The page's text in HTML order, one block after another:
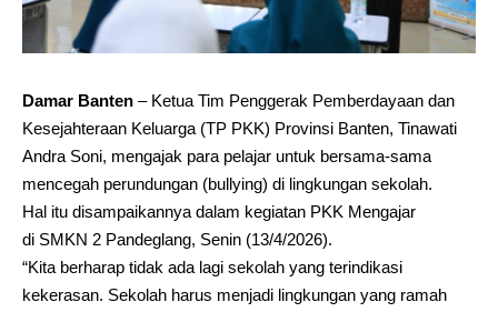
Damar Banten – Ketua Tim Penggerak Pemberdayaan dan
Kesejahteraan Keluarga (TP PKK) Provinsi Banten, Tinawati
Andra Soni, mengajak para pelajar untuk bersama-sama
mencegah perundungan (bullying) di lingkungan sekolah.
Hal itu disampaikannya dalam kegiatan PKK Mengajar
di SMKN 2 Pandeglang, Senin (13/4/2026).
“Kita berharap tidak ada lagi sekolah yang terindikasi
kekerasan. Sekolah harus menjadi lingkungan yang ramah